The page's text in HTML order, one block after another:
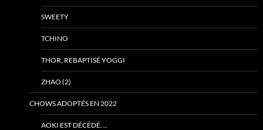
SWEETY
TCHINO
THOR, REBAPTISÉ YOGGI
ZHAO (2)
CHOWS ADOPTÉS EN 2022
AOKI EST DÉCÉDÉ….